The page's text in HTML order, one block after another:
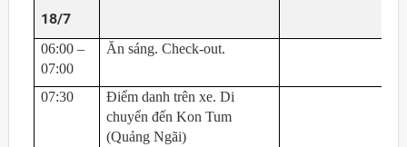
18/7
06:00 –
07:00
Ăn sáng. Check-out.
07:30
Điểm danh trên xe. Di
chuyển đến Kon Tum
(Quảng Ngãi)